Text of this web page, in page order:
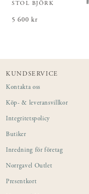
STOL BJÖRK
Pris:5 600 kr
5 600 kr
KUNDSERVICE
Kontakta oss
Köp- & leveransvillkor
Integritetspolicy
Butiker
Inredning för företag
Norrgavel Outlet
Presentkort